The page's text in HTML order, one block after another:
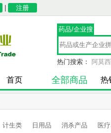
注册
药品/企业搜
索
热门搜索： 阿莫
首页 全部商品 热
计生类 日用品 消杀产品 医